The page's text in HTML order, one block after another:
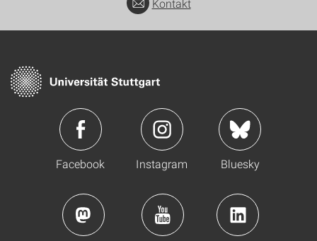
Kontakt
Facebook Instagram Bluesky